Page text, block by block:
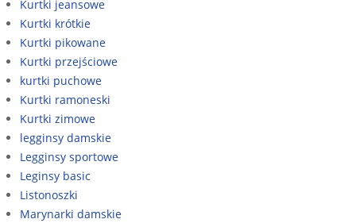
Kurtki jeansowe
Kurtki krótkie
Kurtki pikowane
Kurtki przejściowe
kurtki puchowe
Kurtki ramoneski
Kurtki zimowe
legginsy damskie
Legginsy sportowe
Leginsy basic
Listonoszki
Marynarki damskie